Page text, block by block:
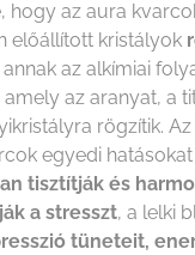
hogy az aura
előállított kristályok
annak az alkímiai
az aranyat, a
rögzítik.
egyedi
tisztítják és
a stresszt, a lelki
tüneteit,